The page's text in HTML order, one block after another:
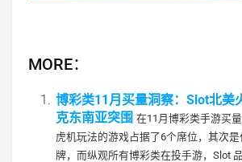
MORE：
博彩类11月买量洞察：Slot北美
克东南亚突围 在11月博彩类手游买
虎机玩法的游戏占据了6个席位，其次
牌，而纵观所有博彩类在投手游，Slot